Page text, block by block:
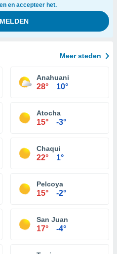
en accepteer het.
Meer steden
Anahuani
28° 10°
Atocha
15° -3°
Chaqui
22° 1°
Pelcoya
15° -2°
San Juan
17° -4°